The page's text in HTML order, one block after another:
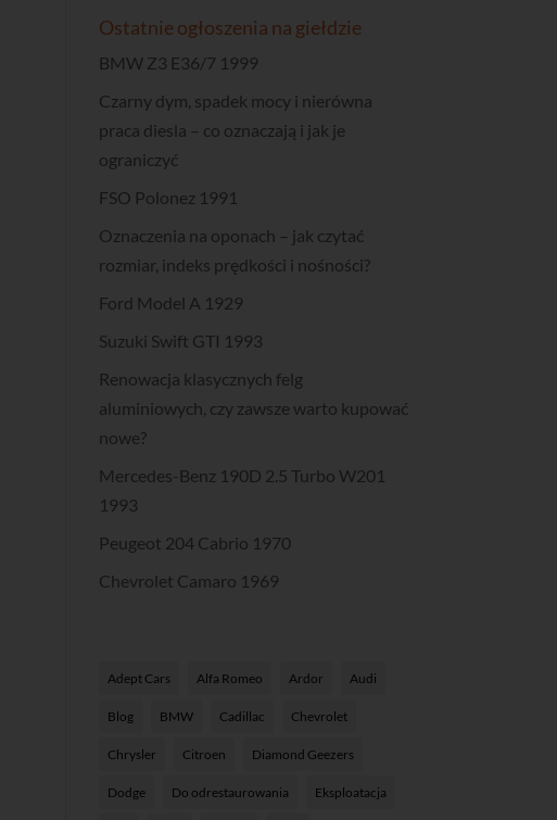
Ostatnie ogłoszenia na giełdzie
BMW Z3 E36/7 1999
Czarny dym, spadek mocy i nierówna
praca diesla – co oznaczają i jak je
ograniczyć
FSO Polonez 1991
Oznaczenia na oponach – jak czytać
rozmiar, indeks prędkości i nośności?
Ford Model A 1929
Suzuki Swift GTI 1993
Renowacja klasycznych felg
aluminiowych, czy zawsze warto kupować
nowe?
Mercedes-Benz 190D 2.5 Turbo W201
1993
Peugeot 204 Cabrio 1970
Chevrolet Camaro 1969
Adept Cars Alfa Romeo Ardor Audi
Blog BMW Cadillac Chevrolet
Chrysler Citroen Diamond Geezers
Dodge Do odrestaurowania Eksploatacja